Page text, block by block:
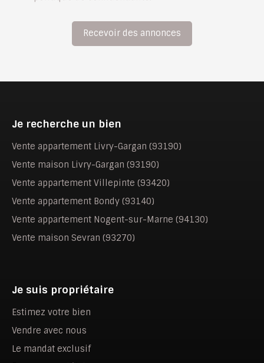
Recevoir des annonces
Je recherche un bien
Vente appartement Livry-Gargan (93190)
Vente maison Livry-Gargan (93190)
Vente appartement Villepinte (93420)
Vente appartement Bondy (93140)
Vente appartement Nogent-sur-Marne (94130)
Vente maison Sevran (93270)
Je suis propriétaire
Estimez votre bien
Vendre avec nous
Le mandat exclusif